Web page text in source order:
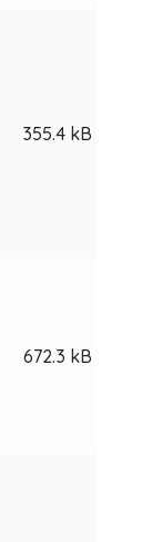
355.4 kB
672.3 kB